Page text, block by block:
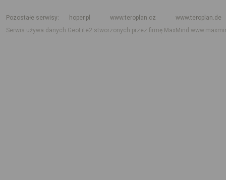
Pozostałe serwisy
hoper.pl www.teroplan.cz
www.teroplan.de
Serwis używa danych GeoLite2 stworzonych przez firmę MaxMind